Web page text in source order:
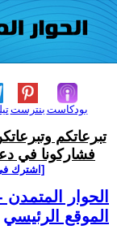
بنترست بودكاست
تبرعاتكم
فشاركونا في
[اشترك
الحوار المتمدن
الموقع الرئيسي